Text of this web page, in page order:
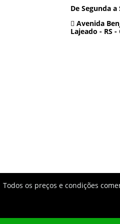
De Segunda a
Avenida
Lajeado - RS -
Todos os preços e condições